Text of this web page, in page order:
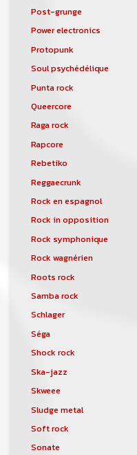
Post-grunge
Power electronics
Protopunk
Soul psychédélique
Punta rock
Queercore
Raga rock
Rapcore
Rebetiko
Reggaecrunk
Rock en espagnol
Rock in opposition
Rock symphonique
Rock wagnérien
Roots rock
Samba rock
Schlager
Séga
Shock rock
Ska-jazz
Skweee
Sludge metal
Soft rock
Sonate